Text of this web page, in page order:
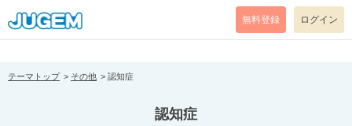
[pear_error: message="Success" code=0 mode=return level=notice
prefix="" info=""]
無料登録 ログイン
テーマトップ その他 認知症
認知症